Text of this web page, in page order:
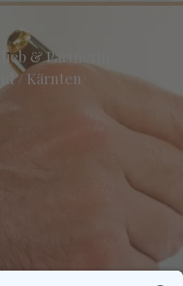
& Partnerin
/ Kärnten